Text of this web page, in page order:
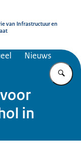
van Infrastructuur en
Nieuws
in